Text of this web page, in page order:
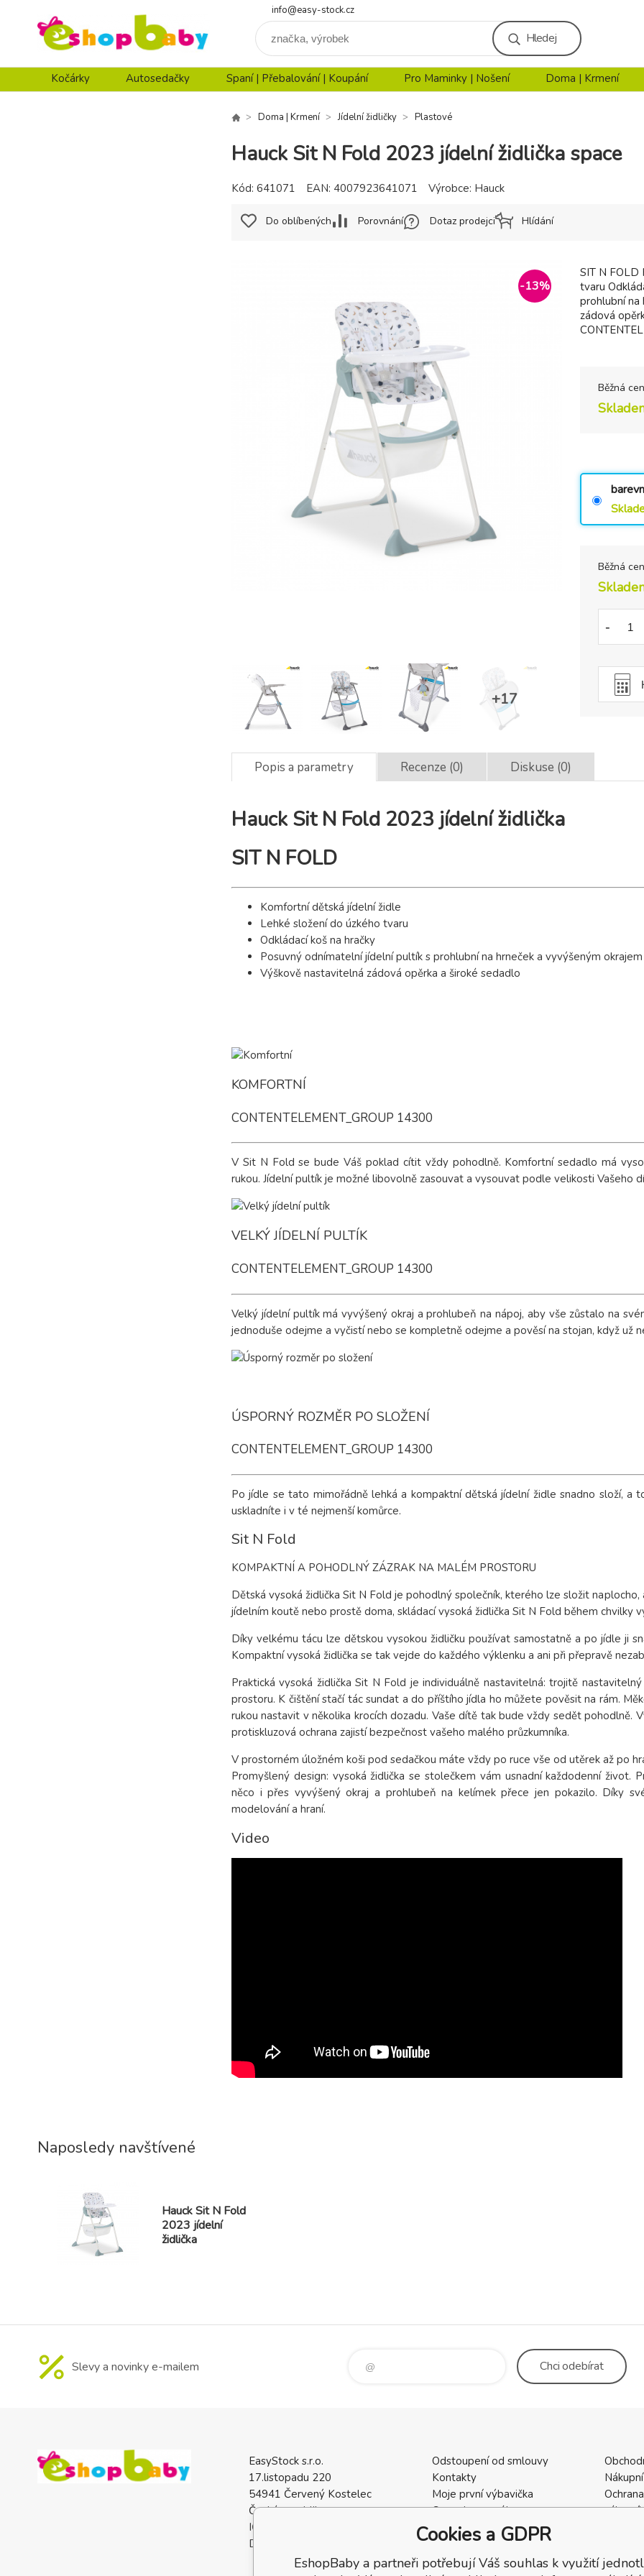
info@easy-stock.cz
Hledej
Kočárky Autosedačky Spaní | Přebalování | Koupání Pro Maminky | Nošení Doma | Krmení
Doma | Krmení Jídelní židličky Plastové
Hauck Sit N Fold 2023 jídelní židlička space
-13%
SIT N FOLD
tvaru
prohlubní na
zádová
Běžná
Běžná
-
Kód: 641071 EAN: 4007923641071 Výrobce: Hauck
Do oblíbených Porovnání Dotaz prodejci Hlídání
Popis a parametry Recenze (0) Diskuse (0)
Hauck Sit N Fold 2023 jídelní židlička
SIT N FOLD
Komfortní dětská jídelní židle
Lehké složení do úzkého tvaru
Odkládací koš na hračky
Posuvný odnímatelní jídelní pultík s prohlubní na hrneček a vyvýšeným okrajem
Výškově nastavitelná zádová opěrka a široké sedadlo
KOMFORTNÍ
CONTENTELEMENT_GROUP 14300
V Sit N Fold se bude Váš poklad cítit vždy pohodlně. Komfortní sedadlo má
rukou. Jídelní pultík je možné libovolně zasouvat a vysouvat podle velikosti Vašeho
VELKÝ JÍDELNÍ PULTÍK
CONTENTELEMENT_GROUP 14300
Velký jídelní pultík má vyvýšený okraj a prohlubeň na nápoj, aby vše zůstalo na
jednoduše odejme a vyčistí nebo se kompletně odejme a pověsí na stojan, když už
ÚSPORNÝ ROZMĚR PO SLOŽENÍ
CONTENTELEMENT_GROUP 14300
Po jídle se tato mimořádně lehká a kompaktní dětská jídelní židle snadno složí, a
uskladníte i v té nejmenší komůrce.
Sit N Fold
KOMPAKTNÍ A POHODLNÝ ZÁZRAK NA MALÉM PROSTORU
Dětská vysoká židlička Sit N Fold je pohodlný společník, kterého lze složit
jídelním koutě nebo prostě doma, skládací vysoká židlička Sit N Fold během chvilky
Díky velkému tácu lze dětskou vysokou židličku používat samostatně a po jídle ji
Kompaktní vysoká židlička se tak vejde do každého výklenku a ani při přepravě
Praktická vysoká židlička Sit N Fold je individuálně nastavitelná: trojitě
prostoru. K čištění stačí tác sundat a do příštího jídla ho můžete pověsit na rám.
rukou nastavit v několika krocích dozadu. Vaše dítě tak bude vždy sedět
protiskluzová ochrana zajistí bezpečnost vašeho malého průzkumníka.
V prostorném úložném koši pod sedačkou máte vždy po ruce vše od utěrek až po
Promyšlený design: vysoká židlička se stolečkem vám usnadní každodenní
něco i přes vyvýšený okraj a prohlubeň na kelímek přece jen pokazilo. Díky
modelování a hraní.
Video
Naposledy navštívené
Hauck Sit N Fold
2023 jídelní
židlička
Slevy a novinky e-mailem Chciodebírat
EasyStock s.r.o.
17.listopadu 220
54941 Červený Kostelec
Česká republika
IČO: 07727402
DIČ: CZ07727402
Odstoupení od smlouvy
Kontakty
Moje první výbavička
Ceny dopravného
Vrácení zboží / Reklamace
Reklamace
Recenze
Cookies a GDPR
EshopBaby a partneři potřebují Váš souhlas k využití